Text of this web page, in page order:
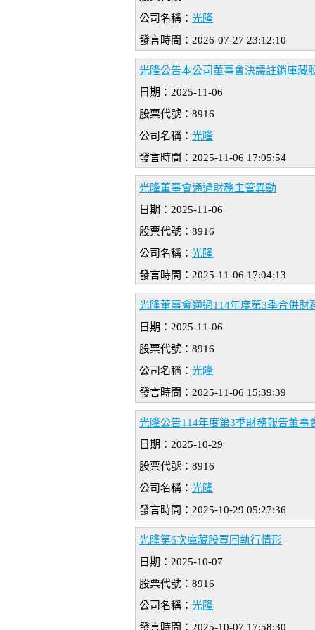
公司名稱： 光隆
發言時間：2026-07-27 23:12:10
光隆公告本公司董事會決議註銷庫藏
日期：2025-11-06
股票代號：8916
公司名稱： 光隆
發言時間：2025-11-06 17:05:54
光隆董事會通過財務主管異動
日期：2025-11-06
股票代號：8916
公司名稱： 光隆
發言時間：2025-11-06 17:04:13
光隆董事會通過114年度第3季合併財
日期：2025-11-06
股票代號：8916
公司名稱： 光隆
發言時間：2025-11-06 15:39:39
光隆公告114年度第3季財務報告董事
日期：2025-10-29
股票代號：8916
公司名稱： 光隆
發言時間：2025-10-29 05:27:36
光隆第6次庫藏股買回執行情形
日期：2025-10-07
股票代號：8916
公司名稱： 光隆
發言時間：2025-10-07 17:58:30